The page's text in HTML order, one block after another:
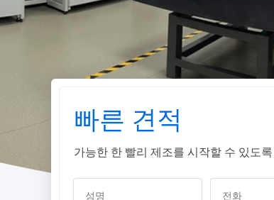
빠른 견적
가능한 한 빨리 제조를 시작할 수 있도